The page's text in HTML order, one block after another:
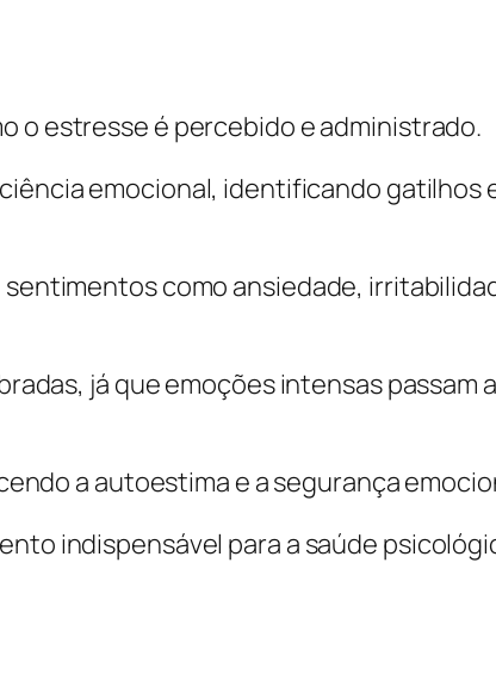
o estresse é percebido e administrado.
emocional, identificando gatilhos
como ansiedade,
já que emoções intensas passam
a autoestima e a segurança
indispensável para a saúde